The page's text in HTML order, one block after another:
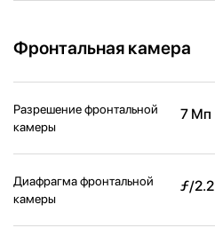
Фронтальная камера
Разрешение фронтальной
камеры
7 Мп
Диафрагма фронтальной
камеры
ƒ/2.2